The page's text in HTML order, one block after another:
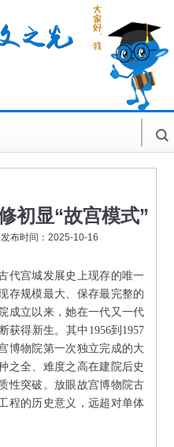
初显“故宫模式”
时间：2025-10-16
代宫城发展史上现存的唯一
存规模最大、保存最完整的
成立以来，她在一代又一代
获得新生。其中1956到1957
博物院第一次独立完成的大
之全、难度之高在建院后史
性突破。放眼故宫博物院古
程的历史意义，远超对单体